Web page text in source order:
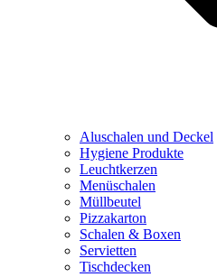
Aluschalen und Deckel
Hygiene Produkte
Leuchtkerzen
Menüschalen
Müllbeutel
Pizzakarton
Schalen & Boxen
Servietten
Tischdecken